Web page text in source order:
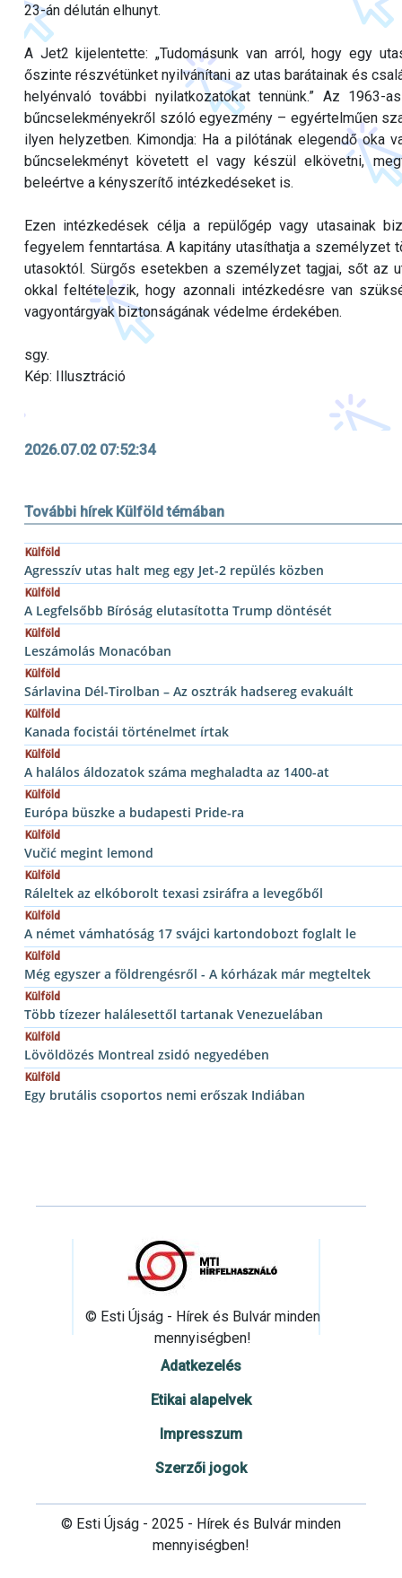
23-án délután elhunyt.
A Jet2 kijelentette: „Tudomásunk van arról, hogy egy
őszinte részvétünket nyilvánítani az utas barátainak és
helyénvaló további nyilatkozatokat tennünk.” Az
bűncselekményekről szóló egyezmény – egyértelműen
ilyen helyzetben. Kimondja: Ha a pilótának elegendő
bűncselekményt követett el vagy készül elkövetni,
beleértve a kényszerítő intézkedéseket is.
Ezen intézkedések célja a repülőgép vagy utasainak
fegyelem fenntartása. A kapitány utasíthatja a
utasoktól. Sürgős esetekben a személyzet tagjai, sőt az
okkal feltételezik, hogy azonnali intézkedésre van
vagyontárgyak biztonságának védelme érdekében.
sgy.
Kép: Illusztráció
2026.07.02 07:52:34
További hírek Külföld témában
Külföld
Agresszív utas halt meg egy Jet-2 repülés közben
Külföld
A Legfelsőbb Bíróság elutasította Trump döntését
Külföld
Leszámolás Monacóban
Külföld
Sárlavina Dél-Tirolban – Az osztrák hadsereg evakuált
Külföld
Kanada focistái történelmet írtak
Külföld
A halálos áldozatok száma meghaladta az 1400-at
Külföld
Európa büszke a budapesti Pride-ra
Külföld
Vučić megint lemond
Külföld
Ráleltek az elkóborolt texasi zsiráfra a levegőből
Külföld
A német vámhatóság 17 svájci kartondobozt foglalt le
Külföld
Még egyszer a földrengésről - A kórházak már megteltek
Külföld
Több tízezer halálesettől tartanak Venezuelában
Külföld
Lövöldözés Montreal zsidó negyedében
Külföld
Egy brutális csoportos nemi erőszak Indiában
© Esti Újság - Hírek és Bulvár minden
mennyiségben!
Adatkezelés
Etikai alapelvek
Impresszum
Szerzői jogok
© Esti Újság - 2025 - Hírek és Bulvár minden
mennyiségben!